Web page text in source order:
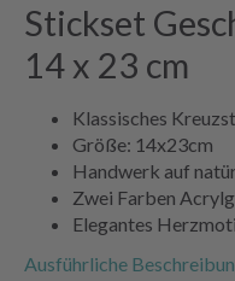
Stickset
14 x 23 cm
Klassisches
Größe: 14x23cm
Handwerk auf
Zwei Farben
Elegantes
Ausführliche